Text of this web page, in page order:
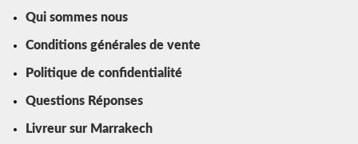
Qui sommes nous
Conditions générales de vente
Politique de confidentialité
Questions Réponses
Livreur sur Marrakech